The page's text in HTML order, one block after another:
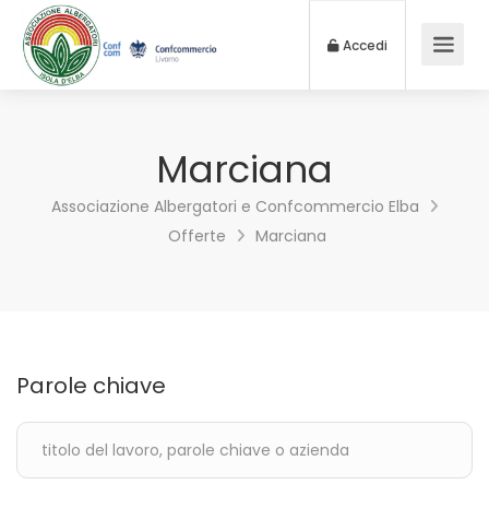
Accedi
Marciana
Associazione Albergatori e Confcommercio Elba
Offerte
Marciana
Parole chiave